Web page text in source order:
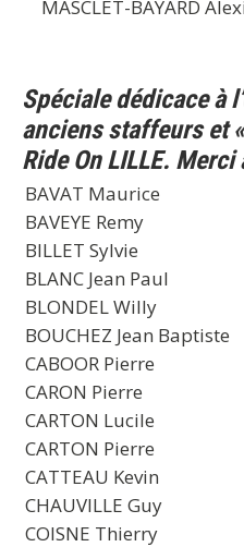
MASCLET-BAYARD
Spéciale dédicace à
anciens staffeurs et
Ride On LILLE. Merci
BAVAT Maurice
BAVEYE Remy
BILLET Sylvie
BLANC Jean Paul
BLONDEL Willy
BOUCHEZ Jean Baptiste
CABOOR Pierre
CARON Pierre
CARTON Lucile
CARTON Pierre
CATTEAU Kevin
CHAUVILLE Guy
COISNE Thierry